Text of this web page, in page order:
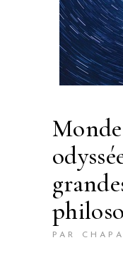
monde t2. une
PAR